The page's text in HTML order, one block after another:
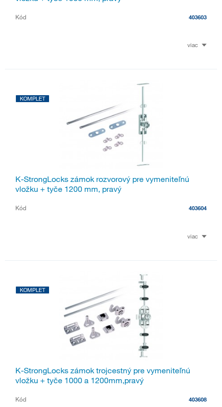
Kód 403603
viac
KOMPLET
K-StrongLocks zámok rozvorový pre vymeniteľnú
vložku + tyče 1200 mm, pravý
Kód 403604
viac
KOMPLET
K-StrongLocks zámok trojcestný pre vymeniteľnú
vložku + tyče 1000 a 1200mm,pravý
Kód 403608